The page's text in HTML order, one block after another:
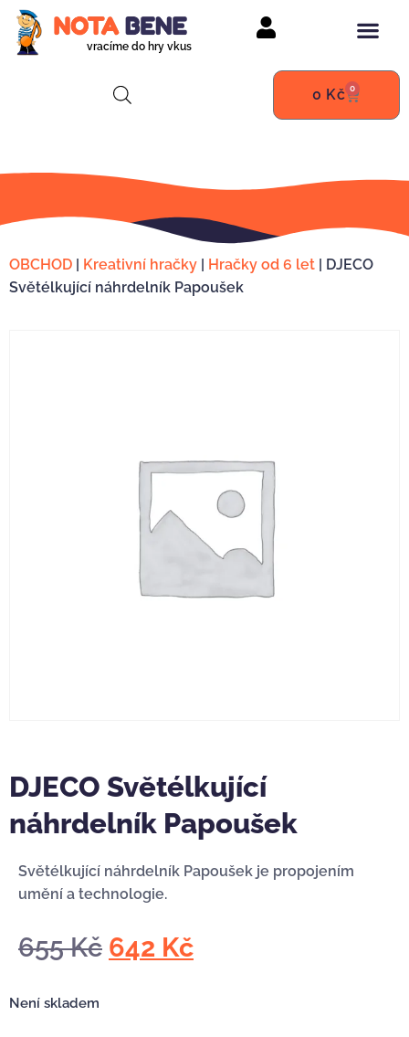
vracíme do hry vkus
0 Kč 0
OBCHOD | Kreativní hračky | Hračky od 6 let | DJECO
Světélkující náhrdelník Papoušek
DJECO Světélkující
náhrdelník Papoušek
Světélkující náhrdelník Papoušek je propojením
umění a technologie.
655Kč 642 Kč
Není skladem